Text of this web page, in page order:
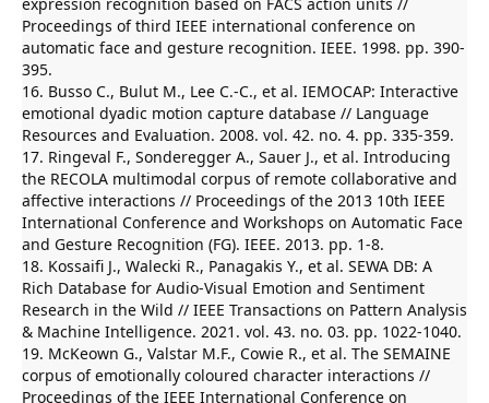
Proceedings of third IEEE international conference on
automatic face and gesture recognition. IEEE. 1998. pp. 390-
395.
16. Busso C., Bulut M., Lee C.-C., et al. IEMOCAP: Interactive
emotional dyadic motion capture database // Language
Resources and Evaluation. 2008. vol. 42. no. 4. pp. 335-359.
17. Ringeval F., Sonderegger A., Sauer J., et al. Introducing
the RECOLA multimodal corpus of remote collaborative and
affective interactions // Proceedings of the 2013 10th IEEE
International Conference and Workshops on Automatic Face
and Gesture Recognition (FG). IEEE. 2013. pp. 1-8.
18. Kossaifi J., Walecki R., Panagakis Y., et al. SEWA DB: A
Rich Database for Audio-Visual Emotion and Sentiment
Research in the Wild // IEEE Transactions on Pattern Analysis
& Machine Intelligence. 2021. vol. 43. no. 03. pp. 1022-1040.
19. McKeown G., Valstar M.F., Cowie R., et al. The SEMAINE
corpus of emotionally coloured character interactions //
Proceedings of the IEEE International Conference on